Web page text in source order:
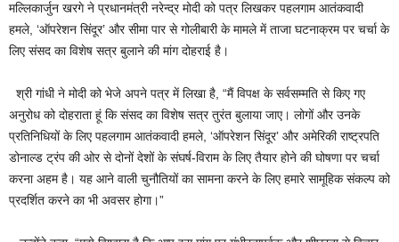
मल्लिकार्जुन खरगे ने प्रधानमंत्री नरेन्द्र मोदी को पत्र लिखकर पहलगाम आतंकवादी
हमले, ‘ऑपरेशन सिंदूर’ और सीमा पार से गोलीबारी के मामले में ताजा घटनाक्रम पर चर्चा के
लिए संसद का विशेष सत्र बुलाने की मांग दोहराई है।
श्री गांधी ने मोदी को भेजे अपने पत्र में लिखा है, “मैं विपक्ष के सर्वसम्मति से किए गए
अनुरोध को दोहराता हूं कि संसद का विशेष सत्र तुरंत बुलाया जाए। लोगों और उनके
प्रतिनिधियों के लिए पहलगाम आतंकवादी हमले, ‘ऑपरेशन सिंदूर’ और अमेरिकी राष्ट्रपति
डोनाल्ड ट्रंप की ओर से दोनों देशों के संघर्ष-विराम के लिए तैयार होने की घोषणा पर चर्चा
करना अहम है। यह आने वाली चुनौतियों का सामना करने के लिए हमारे सामूहिक संकल्प को
प्रदर्शित करने का भी अवसर होगा।”